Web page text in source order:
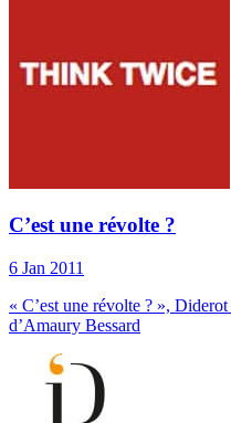
C’est une révolte ?
6 Jan 2011
« C’est une révolte ? »,
d’Amaury Bessard